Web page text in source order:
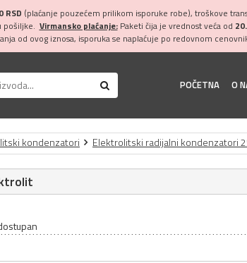
RSD (plaćanje pouzećem prilikom isporuke robe), troškove
pošiljke. Virmansko plaćanje:Paketi čija je vrednost veća od
od ovog iznosa, isporuka se naplaćuje po redovnom
POČETNA O
kondenzatori Elektrolitski radijalni kondenzatori